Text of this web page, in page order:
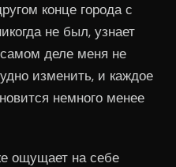
конце города с
не был, узнает
деле меня не
изменить, и каждое
немного менее
ощущает на себе